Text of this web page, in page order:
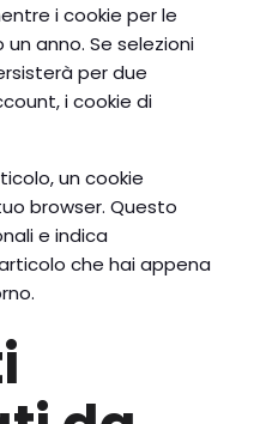
i cookie per le
anno. Se selezioni
per due
i cookie di
un cookie
browser. Questo
e indica
che hai appena